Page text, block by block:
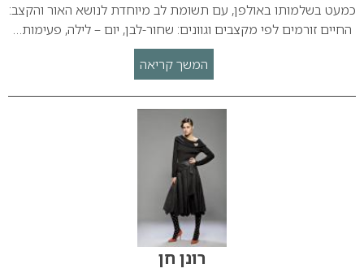
כמעט בשלמותו באולפן, עם תשומת לב מיוחדת לנושא האור והקצב:
החיים זורמים לפי מקצבים וגוונים: שחור-לבן, יום – לילה, פעימות…
המשך קריאה
רונן חן